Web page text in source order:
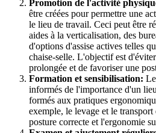
Promotion de l'activité
être créées pour permettre une
le lieu de travail. Ceci peut être
aides à la verticalisation, des
d'options d'assise actives telles
chaise-selle. L'objectif est
prolongée et de favoriser une
Formation et sensibilisation:
informés de l'importance d'un
formés aux pratiques
exemple, le levage et le transport
posture correcte et l'ergonomie